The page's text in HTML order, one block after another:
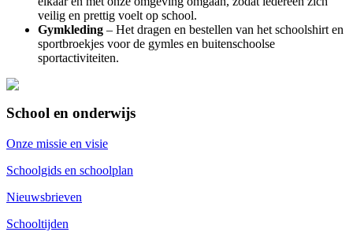
veilig en prettig voelt op school.
Gymkleding – Het dragen en bestellen van het schoolshirt en
sportbroekjes voor de gymles en buitenschoolse
sportactiviteiten.
School en onderwijs
Onze missie en visie
Schoolgids en schoolplan
Nieuwsbrieven
Schooltijden